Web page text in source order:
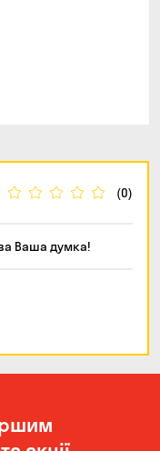
(0)
Ваша думка!